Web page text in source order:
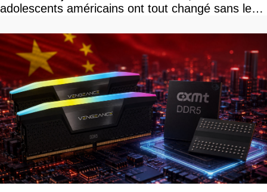
adolescents américains ont tout changé sans le